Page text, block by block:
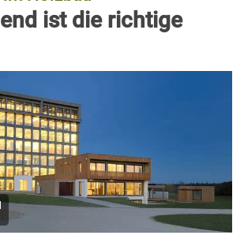
ist die richtige